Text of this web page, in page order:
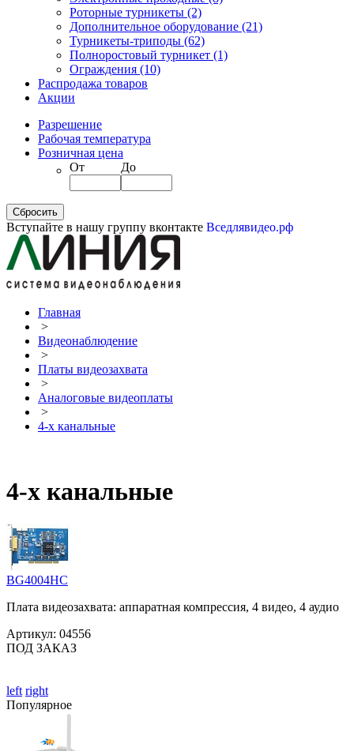
Роторные турникеты (2)
Дополнительное оборудование (21)
Турникеты-триподы (62)
Полноростовый турникет (1)
Ограждения (10)
Распродажа товаров
Акции
Разрешение
Рабочая температура
Розничная цена
От
До
Вступайте в нашу группу вконтакте Вседлявидео.рф
Главная
>
Видеонаблюдение
>
Платы видеозахвата
>
Аналоговые видеоплаты
>
4-х канальные
4-х канальные
BG4004HC
Плата видеозахвата: аппаратная компрессия, 4 видео, 4 аудио
Артикул: 04556
ПОД ЗАКАЗ
left right
Популярное